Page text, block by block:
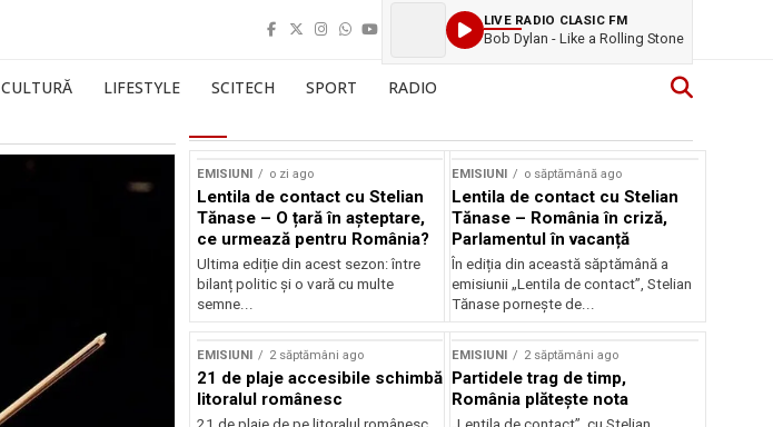
LIVE RADIO CLASIC FM
Bob Dylan - Like a Rolling Stone
CULTURĂ LIFESTYLE SCITECH SPORT RADIO
EMISIUNI o zi ago
Lentila de contact cu Stelian
Tănase – O țară în așteptare,
ce urmează pentru România?
Ultima ediție din acest sezon: între
bilanț politic și o vară cu multe
semne...
EMISIUNI o săptămână ago
Lentila de contact cu Stelian
Tănase – România în criză,
Parlamentul în vacanță
În ediția din această săptămână a
emisiunii „Lentila de contact”, Stelian
Tănase pornește de...
EMISIUNI 2 săptămâni ago
21 de plaje accesibile schimbă
litoralul românesc
EMISIUNI 2 săptămâni ago
Partidele trag de timp,
România plătește nota